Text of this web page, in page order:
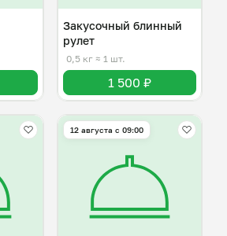
Закусочный блинный
рулет
0,5 кг ≈ 1 шт.
1 500 ₽
12 августа с 09:00